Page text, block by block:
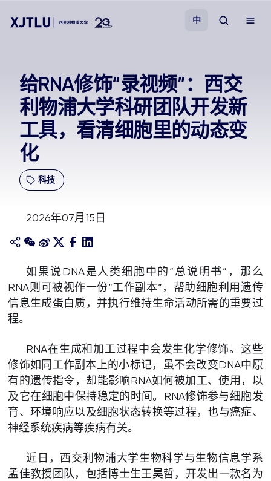
招生
科研
学院
校园生活
关于我们
中
给RNA修饰“录视频”：西交
利物浦大学科研团队开发新
工具，看清细胞里的动态变
化
科技
2026年07月15日
如果说DNA是人类细胞中的“总说明书”，那么
RNA则可被视作一份“工作副本”，帮助细胞利用遗传
信息生成蛋白质，并执行维持生命活动所需的重要过
程。
RNA在生成和加工过程中会发生化学修饰。这些
修饰如同工作副本上的小标记，虽不会改变DNA中原
有的遗传指令，却能影响RNA如何被加工、使用，以
及它在细胞中保持稳定的时间。RNA修饰参与细胞发
育、环境响应以及细胞状态转换等过程，也与癌症、
神经系统疾病等疾病有关。
近日，西交利物浦大学生物科学与生物信息学系
孟佳教授团队，包括博士生王昊哲，开发出一款名为